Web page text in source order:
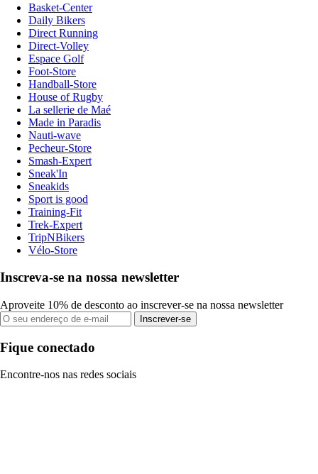
Basket-Center
Daily Bikers
Direct Running
Direct-Volley
Espace Golf
Foot-Store
Handball-Store
House of Rugby
La sellerie de Maé
Made in Paradis
Nauti-wave
Pecheur-Store
Smash-Expert
Sneak'In
Sneakids
Sport is good
Training-Fit
Trek-Expert
TripNBikers
Vélo-Store
Inscreva-se na nossa newsletter
Aproveite 10% de desconto ao inscrever-se na nossa newsletter
Inscrever-se
Fique conectado
Encontre-nos nas redes sociais